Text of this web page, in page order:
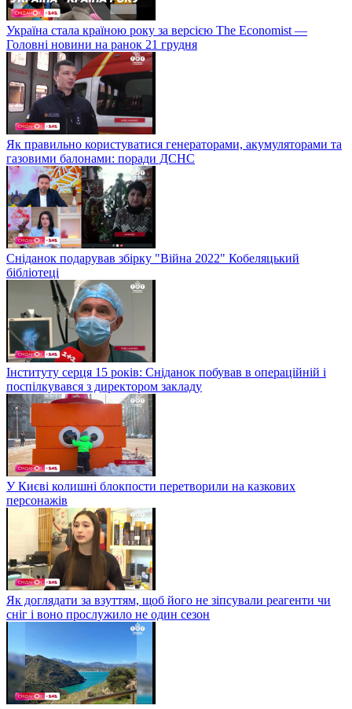
Україна стала країною року за версією The Economist —
Головні новини на ранок 21 грудня
Як правильно користуватися генераторами, акумуляторами та
газовими балонами: поради ДСНС
Сніданок подарував збірку "Війна 2022" Кобеляцький
бібліотеці
Інституту серця 15 років: Сніданок побував в операційній і
поспілкувався з директором закладу
У Києві колишні блокпости перетворили на казкових
персонажів
Як доглядати за взуттям, щоб його не зіпсували реагенти чи
сніг і воно прослужило не один сезон